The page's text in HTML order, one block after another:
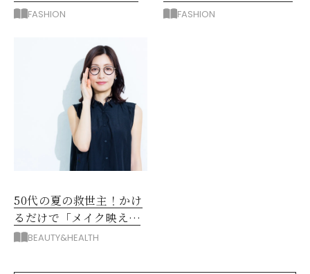
ではける涼しげボトムス3
FASHION
阪神梅田のサービスが神
FASHION
50代の夏の救世主！かけ
るだけで「メイク映え」
する眼鏡
BEAUTY&HEALTH